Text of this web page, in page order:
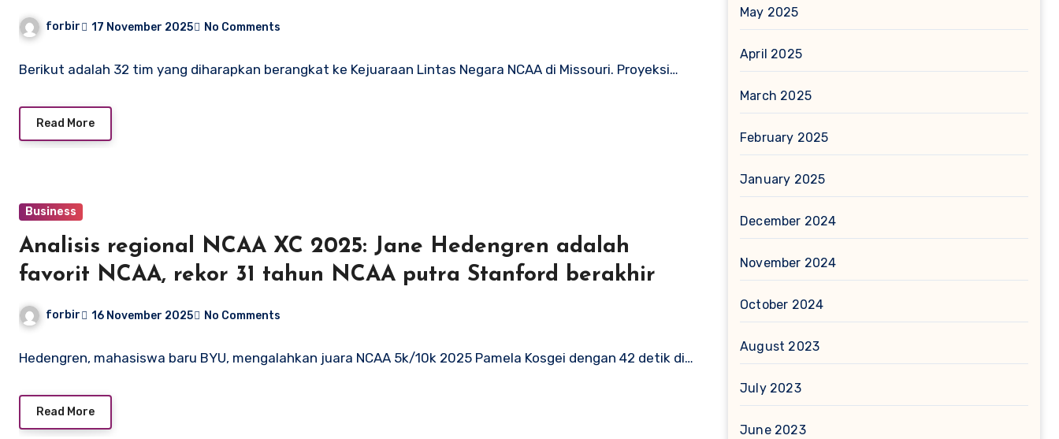
forbir 17 November 2025 No Comments
Berikut adalah 32 tim yang diharapkan berangkat ke Kejuaraan Lintas Negara NCAA di Missouri. Proyeksi…
Read More
Business
Analisis regional NCAA XC 2025: Jane Hedengren adalah
favorit NCAA, rekor 31 tahun NCAA putra Stanford berakhir
forbir 16 November 2025 No Comments
Hedengren, mahasiswa baru BYU, mengalahkan juara NCAA 5k/10k 2025 Pamela Kosgei dengan 42 detik di…
Read More
May 2025
April 2025
March 2025
February 2025
January 2025
December 2024
November 2024
October 2024
August 2023
July 2023
June 2023